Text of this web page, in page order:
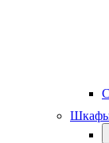
Шкафы